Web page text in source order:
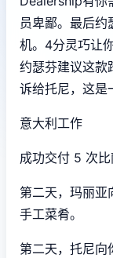
员卑鄙。最后
机。4分灵巧让
约瑟芬建议这款
诉给托尼，这是
意大利工作
成功交付 5 次比
第二天，玛丽
手工菜肴。
第二天，托尼向